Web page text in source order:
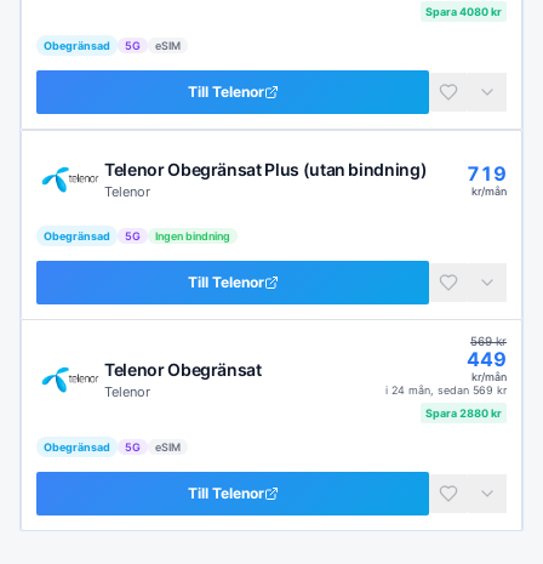
Spara4080kr
Obegränsad 5G eSIM
Till Telenor
Telenor Obegränsat Plus (utan bindning)
Telenor
719
kr/mån
Obegränsad 5G Ingen bindning
Till Telenor
Telenor Obegränsat
Telenor
569kr
449
kr/mån
i 24 mån , sedan 569 kr
Spara2880kr
Obegränsad 5G eSIM
Till Telenor